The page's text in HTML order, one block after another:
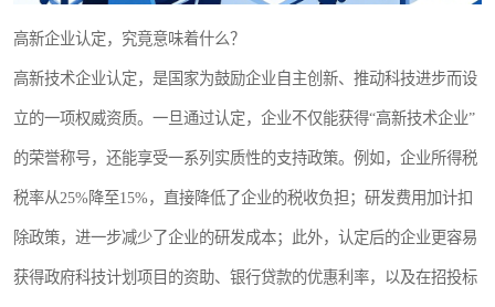
高新企业认定，究竟意味着什么？
高新技术企业认定，是国家为鼓励企业自主创新、推动科技进步而设
立的一项权威资质。一旦通过认定，企业不仅能获得“高新技术企业”
的荣誉称号，还能享受一系列实质性的支持政策。例如，企业所得税
税率从25%降至15%，直接降低了企业的税收负担；研发费用加计扣
除政策，进一步减少了企业的研发成本；此外，认定后的企业更容易
获得政府科技计划项目的资助、银行贷款的优惠利率，以及在招投标